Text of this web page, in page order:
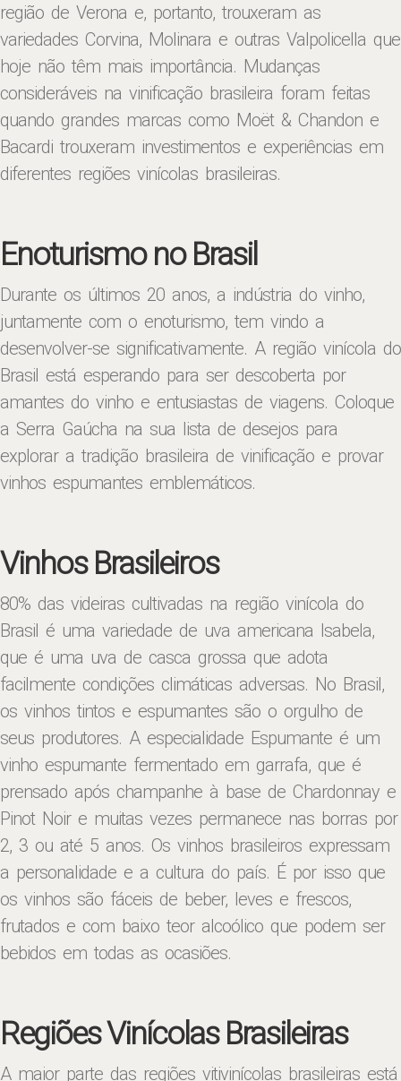
região de Verona e, portanto, trouxeram as
variedades Corvina, Molinara e outras Valpolicella que
hoje não têm mais importância. Mudanças
consideráveis ​​na vinificação brasileira foram feitas
quando grandes marcas como Moët & Chandon e
Bacardi trouxeram investimentos e experiências em
diferentes regiões vinícolas brasileiras.
Enoturismo no Brasil
Durante os últimos 20 anos, a indústria do vinho,
juntamente com o enoturismo, tem vindo a
desenvolver-se significativamente. A região vinícola do
Brasil está esperando para ser descoberta por
amantes do vinho e entusiastas de viagens. Coloque
a Serra Gaúcha na sua lista de desejos para
explorar a tradição brasileira de vinificação e provar
vinhos espumantes emblemáticos.
Vinhos Brasileiros
80% das videiras cultivadas na região vinícola do
Brasil é uma variedade de uva americana Isabela,
que é uma uva de casca grossa que adota
facilmente condições climáticas adversas. No Brasil,
os vinhos tintos e espumantes são o orgulho de
seus produtores. A especialidade Espumante é um
vinho espumante fermentado em garrafa, que é
prensado após champanhe à base de Chardonnay e
Pinot Noir e muitas vezes permanece nas borras por
2, 3 ou até 5 anos. Os vinhos brasileiros expressam
a personalidade e a cultura do país. É por isso que
os vinhos são fáceis de beber, leves e frescos,
frutados e com baixo teor alcoólico que podem ser
bebidos em todas as ocasiões.
Regiões Vinícolas Brasileiras
A maior parte das regiões vitivinícolas brasileiras está